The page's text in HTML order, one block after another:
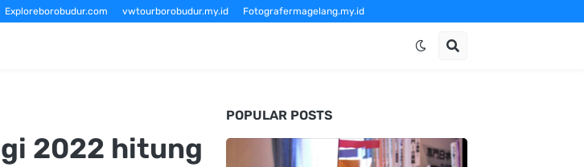
Exploreborobudur.com vwtourborobudur.my.id
Fotografermagelang.my.id
2022 hitung
POPULAR POSTS